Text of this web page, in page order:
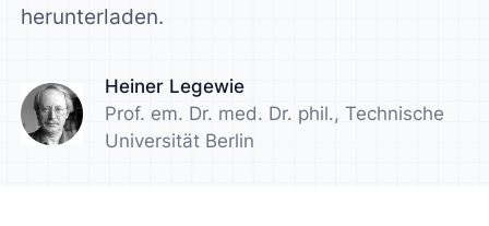
herunterladen.
Heiner Legewie
Prof. em. Dr. med. Dr. phil., Technische
Universität Berlin